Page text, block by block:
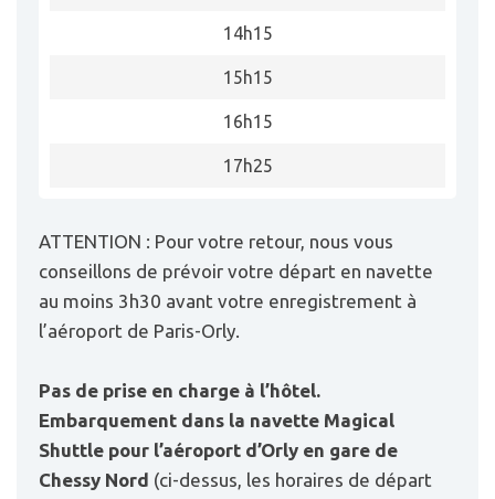
14h15
15h15
16h15
17h25
ATTENTION : Pour votre retour, nous vous
conseillons de prévoir votre départ en navette
au moins 3h30 avant votre enregistrement à
l’aéroport de Paris-Orly.
Pas de prise en charge à l’hôtel.
Embarquement dans la navette Magical
Shuttle pour l’aéroport d’Orly en gare de
Chessy Nord (ci-dessus, les horaires de départ